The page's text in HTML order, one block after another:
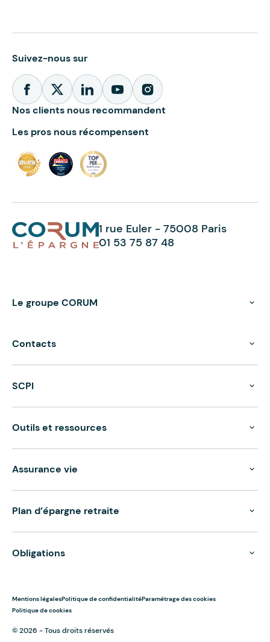
Suivez-nous sur
Nos clients nous recommandent
Les pros nous récompensent
1 rue Euler - 75008 Paris
01 53 75 87 48
Le groupe CORUM
Contacts
SCPI
Outils et ressources
Assurance vie
Plan d’épargne retraite
Obligations
Mentions légalesPolitique de confidentialitéParamétrage des cookies
Politique de cookies
© 2026 - Tous droits réservés